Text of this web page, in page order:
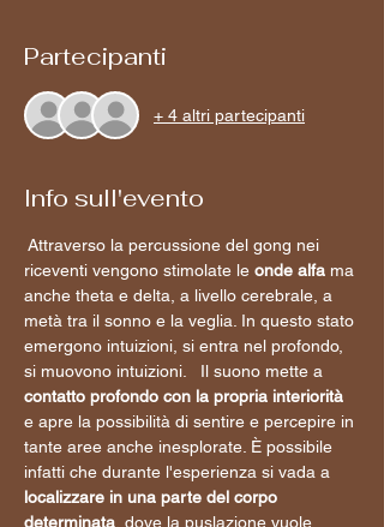
Partecipanti
+ 4 altri partecipanti
Info sull'evento
Attraverso la percussione del gong nei
riceventi vengono stimolate le onde alfa ma
anche theta e delta, a livello cerebrale, a
metà tra il sonno e la veglia. In questo stato
emergono intuizioni, si entra nel profondo,
si muovono intuizioni.   Il suono mette a
contatto profondo con la propria interiorità
e apre la possibilità di sentire e percepire in
tante aree anche inesplorate. È possibile
infatti che durante l'esperienza si vada a
localizzare in una parte del corpo
determinata , dove la puslazione vuole